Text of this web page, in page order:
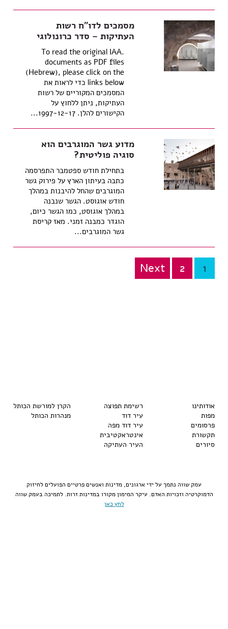
מסמכים לדו"ח רשות
העתיקות – סדר כרונולוגי
.To read the original IAA
documents as PDF files
(Hebrew), please click on the
links below כדי לראות את
המסמכים המקוריים של רשות
העתיקות, ניתן ללחוץ על
הקישורים להלן. 1997-12-17...
מדוע גשר המוגרבים הוא
סוגיה פוליטית?
בתחילת חודש ספטמבר התפרסמה
כתבה בעיתון הארץ על פירוק גשר
המוגרבים שהחל להיבנות במהלך
חודש אוגוסט. הגשר שנבנה
במהלך אוגוסט, כמו הגשר כיום,
הוגדר כמבנה זמני. מאז קריסת
גשר המוגרבים...
Posts
pagination
1
2
Next
אודותינו
מפות
פרסומים
תקשורת
סיורים
רשימת תפוצה
עיר דוד
עיר דוד מפה
אינטראקטיבית
העיר העתיקה
הקרן למורשת הכותל
מנהרות הכותל
עמק שווה נתמך על ידי ארגונים, מדינות ואנשים פרטיים הפועלים לחיזוק
הדמוקרטיה וזכויות האדם. עיקר המימון מקורו במדינות זרות. לתמיכה בעמק שווה
לחץ כאן